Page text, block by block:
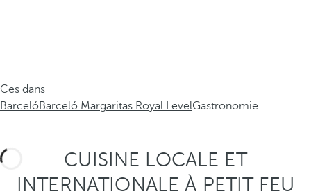
Ces dans
BarcelóBarceló Margaritas Royal LevelGastronomie
CUISINE LOCALE ET
INTERNATIONALE À PETIT FEU